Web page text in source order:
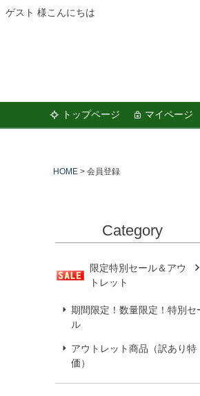
ゲスト 様こんにちは
トップページ マイページ
HOME 会員登録
Category
限定特別セール＆アウ
トレット
期間限定！数量限定！特別セ
ル
アウトレット商品（訳あり特
価）